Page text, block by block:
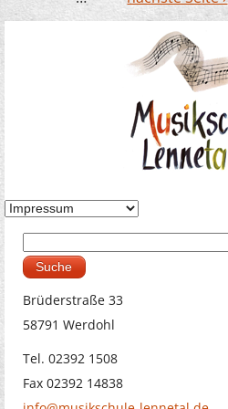
Suchformular
Brüderstraße 33
58791 Werdohl
Tel. 02392 1508
Fax 02392 14838